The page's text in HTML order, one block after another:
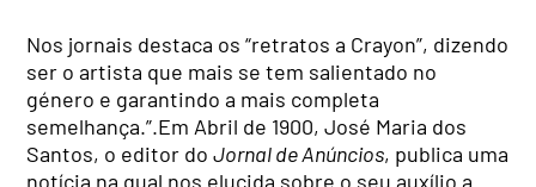
Nos jornais destaca os “retratos a Crayon”, dizendo
ser o artista que mais se tem salientado no
género e garantindo a mais completa
semelhança.”.Em Abril de 1900, José Maria dos
Santos, o editor doJornal de Anúncios, publica uma
notícia na qual nos elucida sobre o seu auxílio a